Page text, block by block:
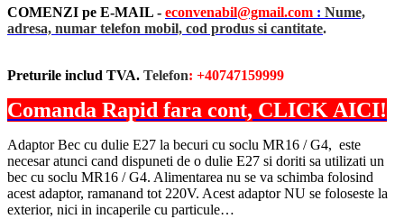
COMENZI pe E-MAIL - econvenabil@gmail.com : Nume,
adresa, numar telefon mobil, cod produs si cantitate.
Preturile includ TVA. Telefon: +40747159999
Comanda Rapid fara cont, CLICK AICI!
Adaptor Bec cu dulie E27 la becuri cu soclu MR16 / G4, este
necesar atunci cand dispuneti de o dulie E27 si doriti sa utilizati un
bec cu soclu MR16 / G4. Alimentarea nu se va schimba folosind
acest adaptor, ramanand tot 220V. Acest adaptor NU se foloseste la
exterior, nici in incaperile cu particule…